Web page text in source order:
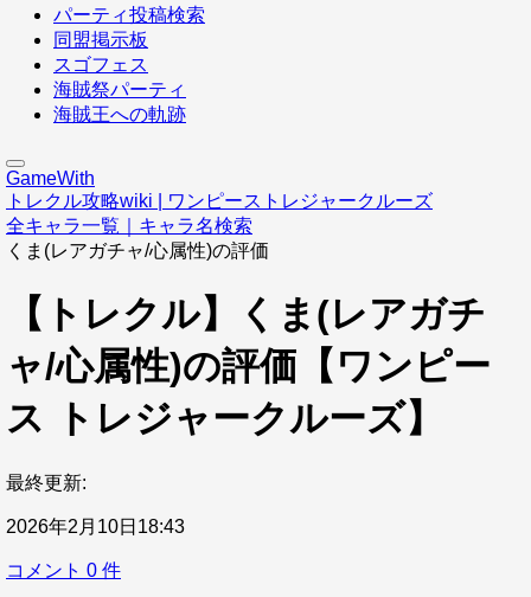
パーティ投稿検索
同盟掲示板
スゴフェス
海賊祭パーティ
海賊王への軌跡
GameWith
トレクル攻略wiki | ワンピーストレジャークルーズ
全キャラ一覧｜キャラ名検索
くま(レアガチャ/心属性)の評価
【トレクル】くま(レアガチ
ャ/心属性)の評価【ワンピー
ス トレジャークルーズ】
最終更新:
2026年2月10日18:43
コメント 0 件